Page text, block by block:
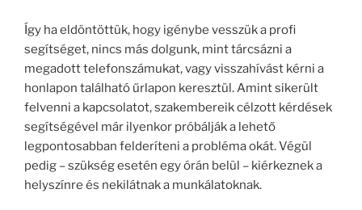
Így ha eldöntöttük, hogy igénybe vesszük a profi
segítséget, nincs más dolgunk, mint tárcsázni a
megadott telefonszámukat, vagy visszahívást kérni a
honlapon található űrlapon keresztül. Amint sikerült
felvenni a kapcsolatot, szakembereik célzott kérdések
segítségével már ilyenkor próbálják a lehető
legpontosabban felderíteni a probléma okát. Végül
pedig – szükség esetén egy órán belül – kiérkeznek a
helyszínre és nekilátnak a munkálatoknak.